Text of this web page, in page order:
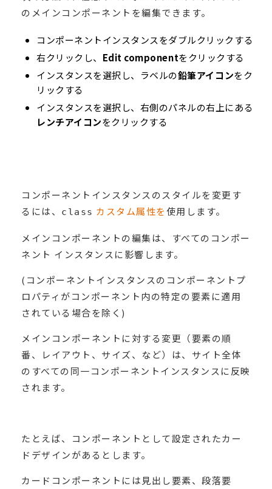
のメインコンポーネントを編集できます。
コンポーネントインスタンスをダブルクリックする
右クリックし、 Edit componentをクリックする
インスタンスを選択し、ラベルの鉛筆アイコンをク
リックする
インスタンスを選択し、右側のパネルの右上にある
レンチアイコンをクリックする
コンポーネントインスタンスのスタイルを変更す
るには、
class カスタム属性を使用します。
メインコンポーネントの編集は、すべてのコンポー
ネント インスタンスに影響します。
(コンポーネントインスタンスのコンポーネントプ
ロパティがコンポーネント内の特定の要素に適用
されている場合を除く)
メインコンポーネントに対する変更（要素の順
番、レイアウト、サイズ、など）は、サイト全体
のすべての同一コンポーネントインスタンスに反映
されます。
たとえば、コンポーネントとして設定されたカー
ドデザインがあるとします。
カードコンポーネントには見出し要素、段落要